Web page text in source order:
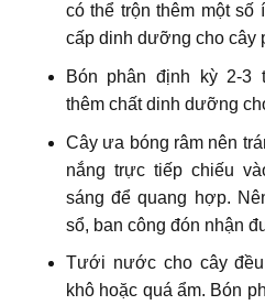
có thể trộn thêm một
cấp dinh dưỡng cho cây
Bón phân định kỳ 2-3
thêm chất dinh dưỡng
Cây ưa bóng râm nên
nắng trực tiếp chiếu
sáng để quang hợp.
sổ, ban công đón nhận
Tưới nước cho cây
khô hoặc quá ẩm. Bón